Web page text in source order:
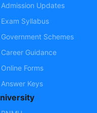
Admission Updates
Exam Syllabus
Government Schemes
Career Guidance
Online Forms
Answer Keys